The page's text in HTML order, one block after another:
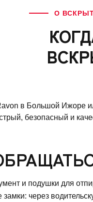
О
в Большой Ижоре
безопасный и
и подушки для
через